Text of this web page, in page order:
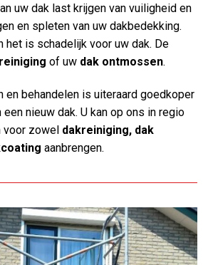
uw dak last krijgen van vuiligheid en
en spleten van uw dakbedekking.
het is schadelijk voor uw dak. De
of uw dak ontmossen.
en behandelen is uiteraard goedkoper
nieuw dak. U kan op ons in regio
voor zowel dakreiniging, dak
aanbrengen.